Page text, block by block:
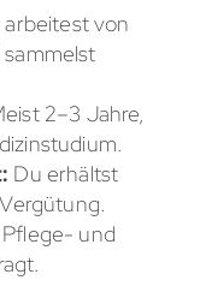
arbeitest von
2–3 Jahre,
Du erhältst
Pflege- und